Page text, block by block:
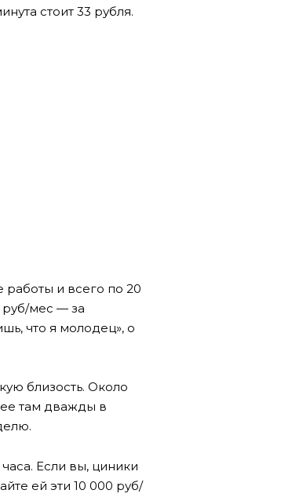
стоит 33 рубля.
работы и всего по 20
руб/мес — за
что я молодец», о
близость. Около
там дважды в
Если вы, циники
ей эти 10 000 руб/